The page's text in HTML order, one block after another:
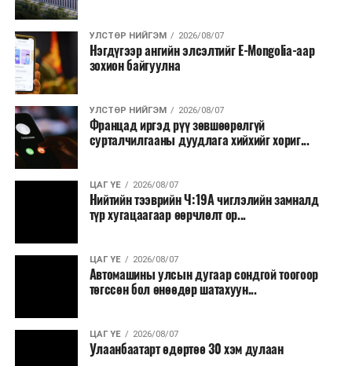
сургалт, дадлага;
Хуулиар заавал мэдээлэхээс бусад кино,
контент, хэвлэлийн зардал;
Заавал олгохоос бусад тэтгэмж, урамшуулал.
Санхүүгийн хэмнэлтийн горимыг 2026 оны
арванхоёрдугаар сарын 31 хүртэл мөрдөнө. Харин
эрүүл мэндийн салбар уг хэмнэлтийн горимд
хамрагдахгүй бөгөөд цэцэрлэг, сургуулийн хүүхдийн
эрт илрүүлэг, вакцинжуулалт, томуу, томуу төст
өвчний эсрэг арга хэмжээ зэрэг зайлшгүй
үргэлжилнэ гэж Ерөнхий сайд Н.Учрал онцоллоо.
Мөн бүх шатны төсвийн ерөнхийлөн захирагч нарт
салбар бүрдээ урсгал зардлыг 20 хувиар бууруулах,
нөхөн томилгоо хийхгүй байх, аялал, амралт, зугаалга,
хамт олны урлаг, спортын арга хэмжээг зохион
байгуулахгүй байх, төрийн албанд шинэ орон тоо бий
УЛСТӨР НИЙГЭМ 2026/08/07
Нэгдүгээр ангийн элсэлтийг E-Mongolia-аар
зохион байгуулна
УЛСТӨР НИЙГЭМ 2026/08/07
Францад иргэд рүү зөвшөөрөлгүй
сурталчилгааны дуудлага хийхийг хориг...
ЦАГ ҮЕ 2026/08/07
Нийтийн тээврийн Ч:19А чиглэлийн замналд
түр хугацаагаар өөрчлөлт ор...
ЦАГ ҮЕ 2026/08/07
Автомашины улсын дугаар сондгой тоогоор
төгссөн бол өнөөдөр шатахуун...
ЦАГ ҮЕ 2026/08/07
Улаанбаатарт өдөртөө 30 хэм дулаан